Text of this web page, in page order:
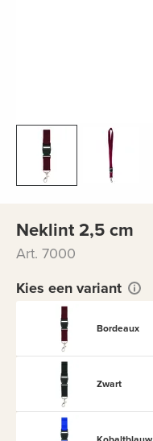
Neklint 2,5 cm
Art. 7000
Kies een variant
Bordeaux
Zwart